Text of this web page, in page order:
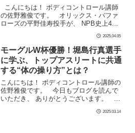
こんにちは！ ボディコントロール講師
の佐野雅俊です。 オリックス・バファ
ローズの平野佳寿投手が、 NPB史上4人
2025.04.05
モーグルW杯優勝！堀島行真選手
に学ぶ、トップアスリートに共通
する“体の操り方”とは？
こんにちは！ ボディコントロール講師の
佐野雅俊です。 今日もブログを読んで
いただき、 ありがとうございます。 先
ルスキー W杯モーグルの個人最終戦で、
2025.03.14